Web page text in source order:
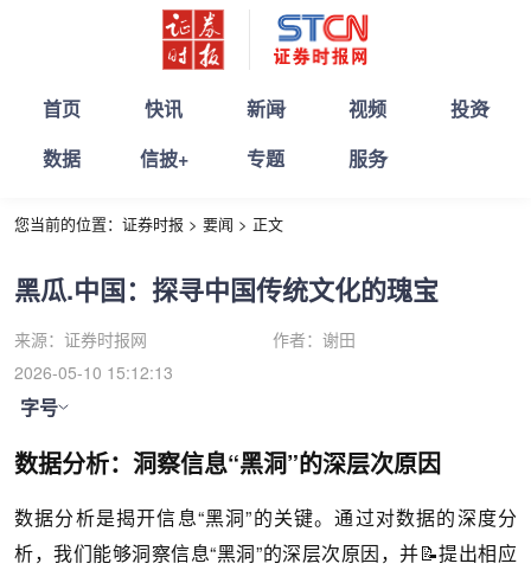
首页 快讯 新闻 视频
投资
数据
信披+ 专题 服务
您当前的位置： 证券时报 > 要闻 > 正文
黑瓜.中国：探寻中国传统文化的瑰宝
来源： 证券时报网 作者： 谢田
2026-05-10 15:12:13
字号
数据分析：洞察信息“黑洞”的深层次原因
数据分析是揭开信息“黑洞”的关键。通过对数据的深度分
析，我们能够洞察信息“黑洞”的深层次原因，并📝提出相应